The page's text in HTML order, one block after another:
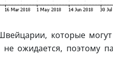
которые
ожидается, поэтому